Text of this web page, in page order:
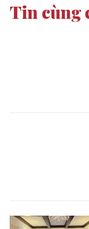
Tin cùng